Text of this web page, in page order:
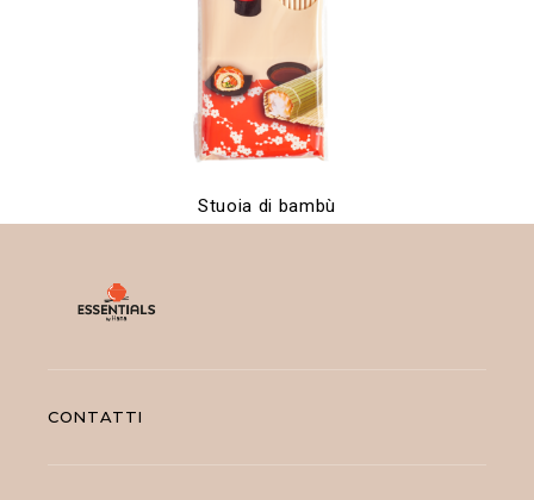
Stuoia di bambù
CONTATTI